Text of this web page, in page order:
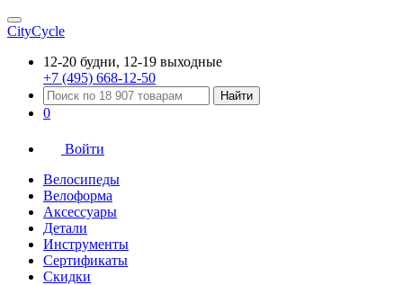
CityCycle
12-20 будни, 12-19 выходные
+7 (495) 668-12-50
Найти
0
Войти
Велосипеды
Велоформа
Аксессуары
Детали
Инструменты
Сертификаты
Скидки